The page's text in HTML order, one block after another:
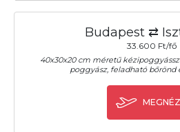
Budapest ⇄
33.600 Ft/fő
40x30x20 cm méretű
poggyász, feladható bőrönd